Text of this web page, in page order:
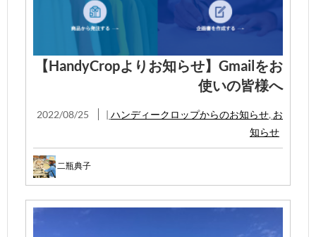
【HandyCropよりお知らせ】Gmailをお
使いの皆様へ
2022/08/25 | ハンディークロップからのお知らせ, お
知らせ
二瓶典子